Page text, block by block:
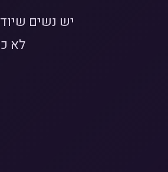
יש נשים
לא